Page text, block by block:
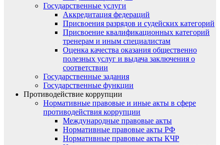
Государственные услуги
Аккредитация федераций
Присвоения разрядов и судейских категорий
Присвоение квалификационных категорий
тренерам и иным специалистам
Оценка качества оказания общественно
полезных услуг и выдача заключения о
соответствии
Государственные задания
Государственные функции
Противодействие коррупции
Нормативные правовые и иные акты в сфере
противодействия коррупции
Международные правовые акты
Нормативные правовые акты РФ
Нормативные правовые акты КЧР